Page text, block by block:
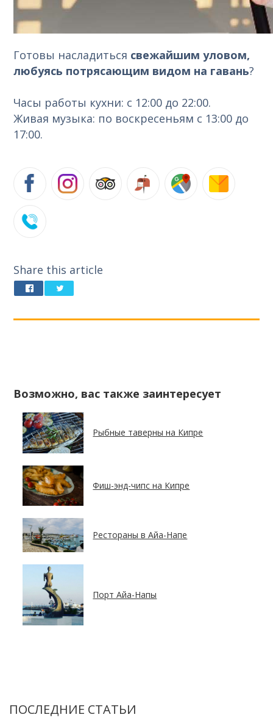
Готовы насладиться свежайшим уловом,
любуясь потрясающим видом на гавань?
Часы работы кухни: с 12:00 до 22:00.
Живая музыка: по воскресеньям с 13:00 до
17:00.
Share this article
Возможно, вас также заинтересует
Рыбные таверны на Кипре
Фиш-энд-чипс на Кипре
Рестораны в Айа-Напе
Порт Айа-Напы
ПОСЛЕДНИЕ СТАТЬИ